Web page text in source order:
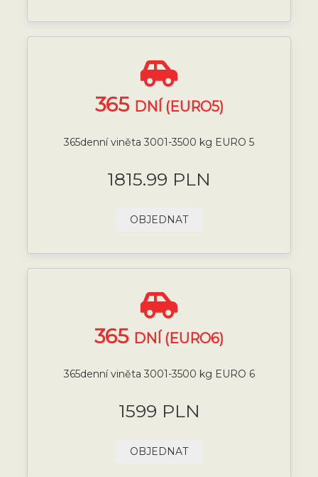
365 DNÍ (EURO5)
365denní viněta 3001-3500 kg EURO 5
1815.99 PLN
OBJEDNAT
365 DNÍ (EURO6)
365denní viněta 3001-3500 kg EURO 6
1599 PLN
OBJEDNAT